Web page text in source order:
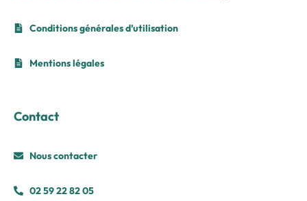
Conditions générales d’utilisation
Mentions légales
Contact
Nous contacter
02 59 22 82 05